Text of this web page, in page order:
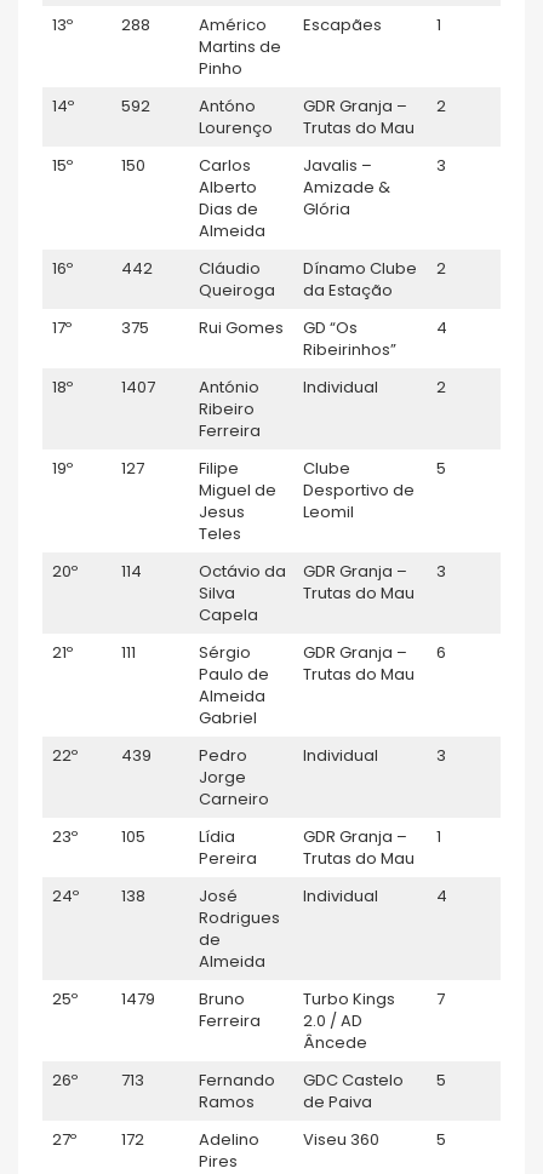
13º 288
Américo
Martins de
Pinho
Escapães 1
14º 592
Antóno
Lourenço
GDR Granja –
Trutas do Mau
2
15º 150
Carlos
Alberto
Dias de
Almeida
Javalis –
Amizade &
Glória
3
16º 442
Cláudio
Queiroga
Dínamo Clube
da Estação
2
17º 375 Rui Gomes
GD “Os
Ribeirinhos”
4
18º 1407
António
Ribeiro
Ferreira
Individual 2
19º 127
Filipe
Miguel de
Jesus
Teles
Clube
Desportivo de
Leomil
5
20º 114
Octávio da
Silva
Capela
GDR Granja –
Trutas do Mau
3
21º 111
Sérgio
Paulo de
Almeida
Gabriel
GDR Granja –
Trutas do Mau
6
22º 439
Pedro
Jorge
Carneiro
Individual 3
23º 105
Lídia
Pereira
GDR Granja –
Trutas do Mau
1
24º 138
José
Rodrigues
de
Almeida
Individual 4
25º 1479
Bruno
Ferreira
Turbo Kings
2.0 / AD
Âncede
7
26º 713
Fernando
Ramos
GDC Castelo
de Paiva
5
27º 172
Adelino
Pires
Viseu 360 5